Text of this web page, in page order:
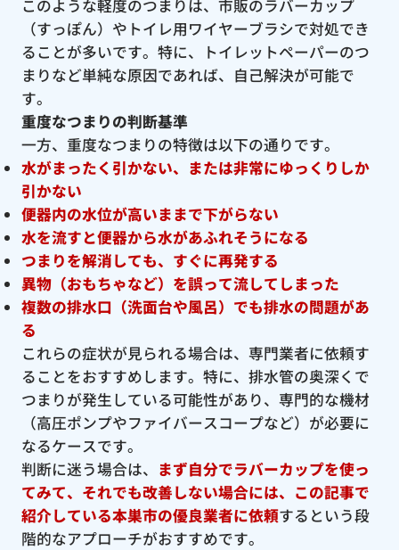
このような軽度のつまりは、市販のラバーカップ
（すっぽん）やトイレ用ワイヤーブラシで対処でき
ることが多いです。特に、トイレットペーパーのつ
まりなど単純な原因であれば、自己解決が可能で
す。
重度なつまりの判断基準
一方、重度なつまりの特徴は以下の通りです。
水がまったく引かない、または非常にゆっくりしか
引かない
便器内の水位が高いままで下がらない
水を流すと便器から水があふれそうになる
つまりを解消しても、すぐに再発する
異物（おもちゃなど）を誤って流してしまった
複数の排水口（洗面台や風呂）でも排水の問題があ
る
これらの症状が見られる場合は、専門業者に依頼す
ることをおすすめします。特に、排水管の奥深くで
つまりが発生している可能性があり、専門的な機材
（高圧ポンプやファイバースコープなど）が必要に
なるケースです。
判断に迷う場合は、 まず自分でラバーカップを使っ
てみて、それでも改善しない場合には、この記事で
紹介している本巣市の優良業者に依頼するという段
階的なアプローチがおすすめです。